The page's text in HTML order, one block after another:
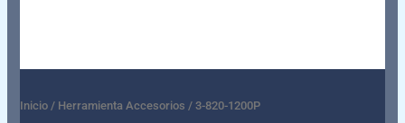
Inicio / Herramienta Accesorios / 3-820-1200P